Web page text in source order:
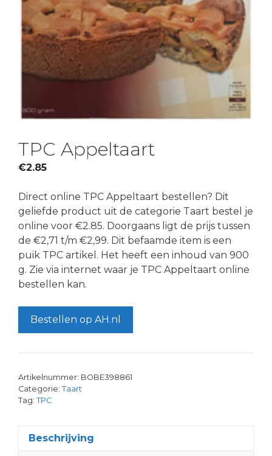
TPC Appeltaart
€2.85
Direct online TPC Appeltaart bestellen? Dit
geliefde product uit de categorie Taart bestel je
online voor €2.85. Doorgaans ligt de prijs tussen
de €2,71 t/m €2,99. Dit befaamde item is een
puik TPC artikel. Het heeft een inhoud van 900
g. Zie via internet waar je TPC Appeltaart online
bestellen kan.
Bestellen op AH.nl
Artikelnummer: BOBE398861
Categorie: Taart
Tag: TPC
Beschrijving